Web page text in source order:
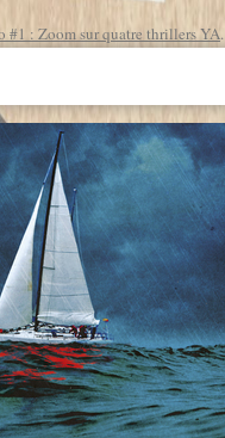
#1 : Zoom sur quatre thrillers YA.